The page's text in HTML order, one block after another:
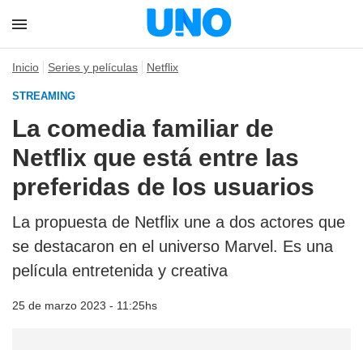
Inicio Series y películas Netflix
STREAMING
La comedia familiar de
Netflix que está entre las
preferidas de los usuarios
La propuesta de Netflix une a dos actores que
se destacaron en el universo Marvel. Es una
película entretenida y creativa
25 de marzo 2023 - 11:25hs